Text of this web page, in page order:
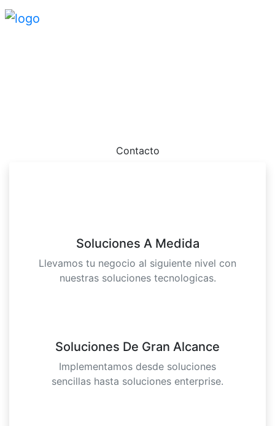
Contacto
Soluciones A Medida
Llevamos tu negocio al siguiente nivel con
nuestras soluciones tecnologicas.
Soluciones De Gran Alcance
Implementamos desde soluciones
sencillas hasta soluciones enterprise.